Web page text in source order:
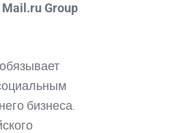
Mail.ru Group
бизнеса.